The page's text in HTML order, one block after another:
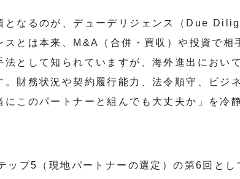
となるのが、デューデリジェンス（Due
とは本来、M&A（合併・買収）や投資で相
として知られていますが、海外進出におい
財務状況や契約履行能力、法令順守、ビジ
このパートナーと組んでも大丈夫か」を冷
ップ5（現地パートナーの選定）の第6回とし